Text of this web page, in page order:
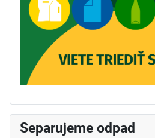
Separujeme odpad